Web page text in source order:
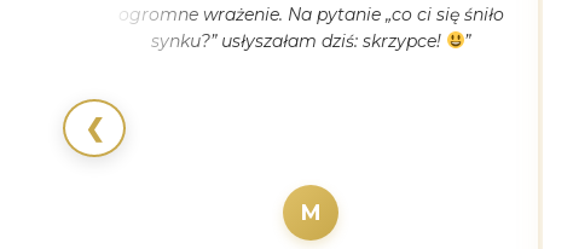
❮
ogromne wrażenie. Na pytanie „co ci się śniło
synku?” usłyszałam dziś: skrzypce!
”
M